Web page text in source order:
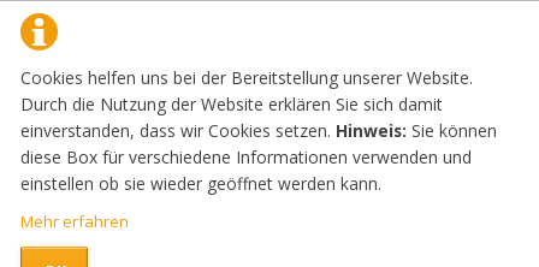
Cookies helfen uns bei der Bereitstellung unserer Website.
Durch die Nutzung der Website erklären Sie sich damit
einverstanden, dass wir Cookies setzen. Hinweis: Sie können
diese Box für verschiedene Informationen verwenden und
einstellen ob sie wieder geöffnet werden kann.
Mehr erfahren